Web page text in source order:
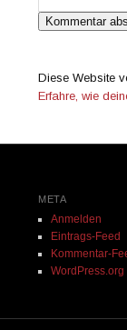
Diese Website
Erfahre, wie
META
Anmelden
Eintrags-Feed
Kommentar-
WordPress.org